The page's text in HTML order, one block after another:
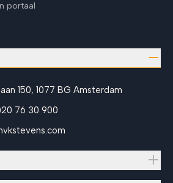
portaal
150, 1077 BG Amsterdam
76 30 900